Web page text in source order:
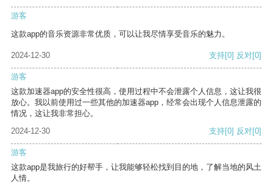
游客
这款app的音乐资源非常优质，可以让我尽情享受音乐的魅力。
2024-12-30 支持[0] 反对[0]
游客
这款加速器app的安全性很高，使用过程中不会泄露个人信息，这让我很
放心。我以前使用过一些其他的加速器app，经常会出现个人信息泄露的
情况，这让我非常担心。
2024-12-30
支持[0] 反对[0]
游客
这款app是我旅行的好帮手，让我能够轻松找到目的地，了解当地的风土
人情。